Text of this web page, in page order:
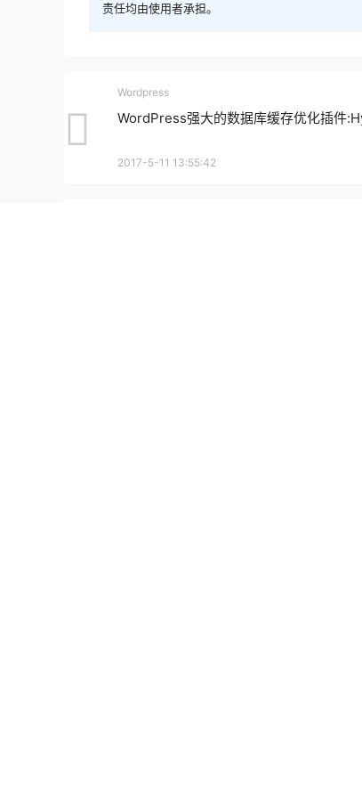
责任均由使用者承担。
Wordpress
WordPress强大的数据库缓存优化插件
2017-5-11 13:55:42